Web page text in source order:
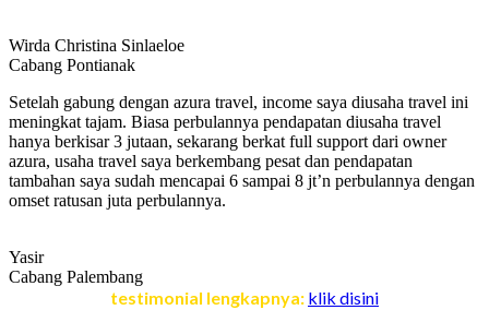
Wirda Christina Sinlaeloe
Cabang Pontianak
Setelah gabung dengan azura travel, income saya diusaha travel ini
meningkat tajam. Biasa perbulannya pendapatan diusaha travel
hanya berkisar 3 jutaan, sekarang berkat full support dari owner
azura, usaha travel saya berkembang pesat dan pendapatan
tambahan saya sudah mencapai 6 sampai 8 jt’n perbulannya dengan
omset ratusan juta perbulannya.
Yasir
Cabang Palembang
testimonial lengkapnya: klik disini